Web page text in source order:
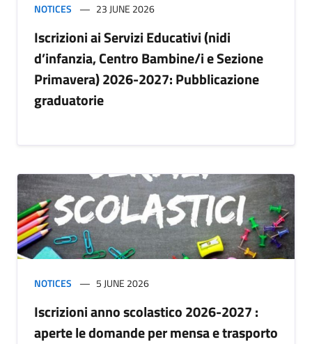
NOTICES 23 JUNE 2026
Iscrizioni ai Servizi Educativi (nidi
d’infanzia, Centro Bambine/i e Sezione
Primavera) 2026-2027: Pubblicazione
graduatorie
NOTICES 5 JUNE 2026
Iscrizioni anno scolastico 2026-2027 :
aperte le domande per mensa e trasporto